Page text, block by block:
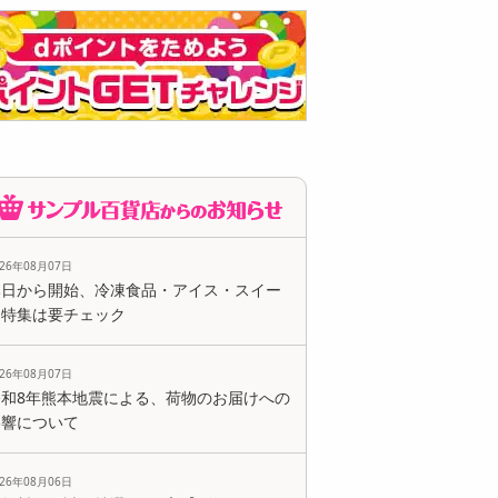
年08月07日
から開始、冷凍食品・アイス・スイー
集は要チェック
年08月07日
8年熊本地震による、荷物のお届けへの
について
年08月06日